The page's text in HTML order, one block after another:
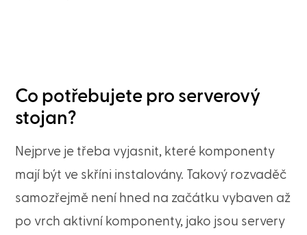
Co potřebujete pro serverový
stojan?
Nejprve je třeba vyjasnit, které komponenty
mají být ve skříni instalovány. Takový rozvaděč
samozřejmě není hned na začátku vybaven až
po vrch aktivní komponenty, jako jsou servery